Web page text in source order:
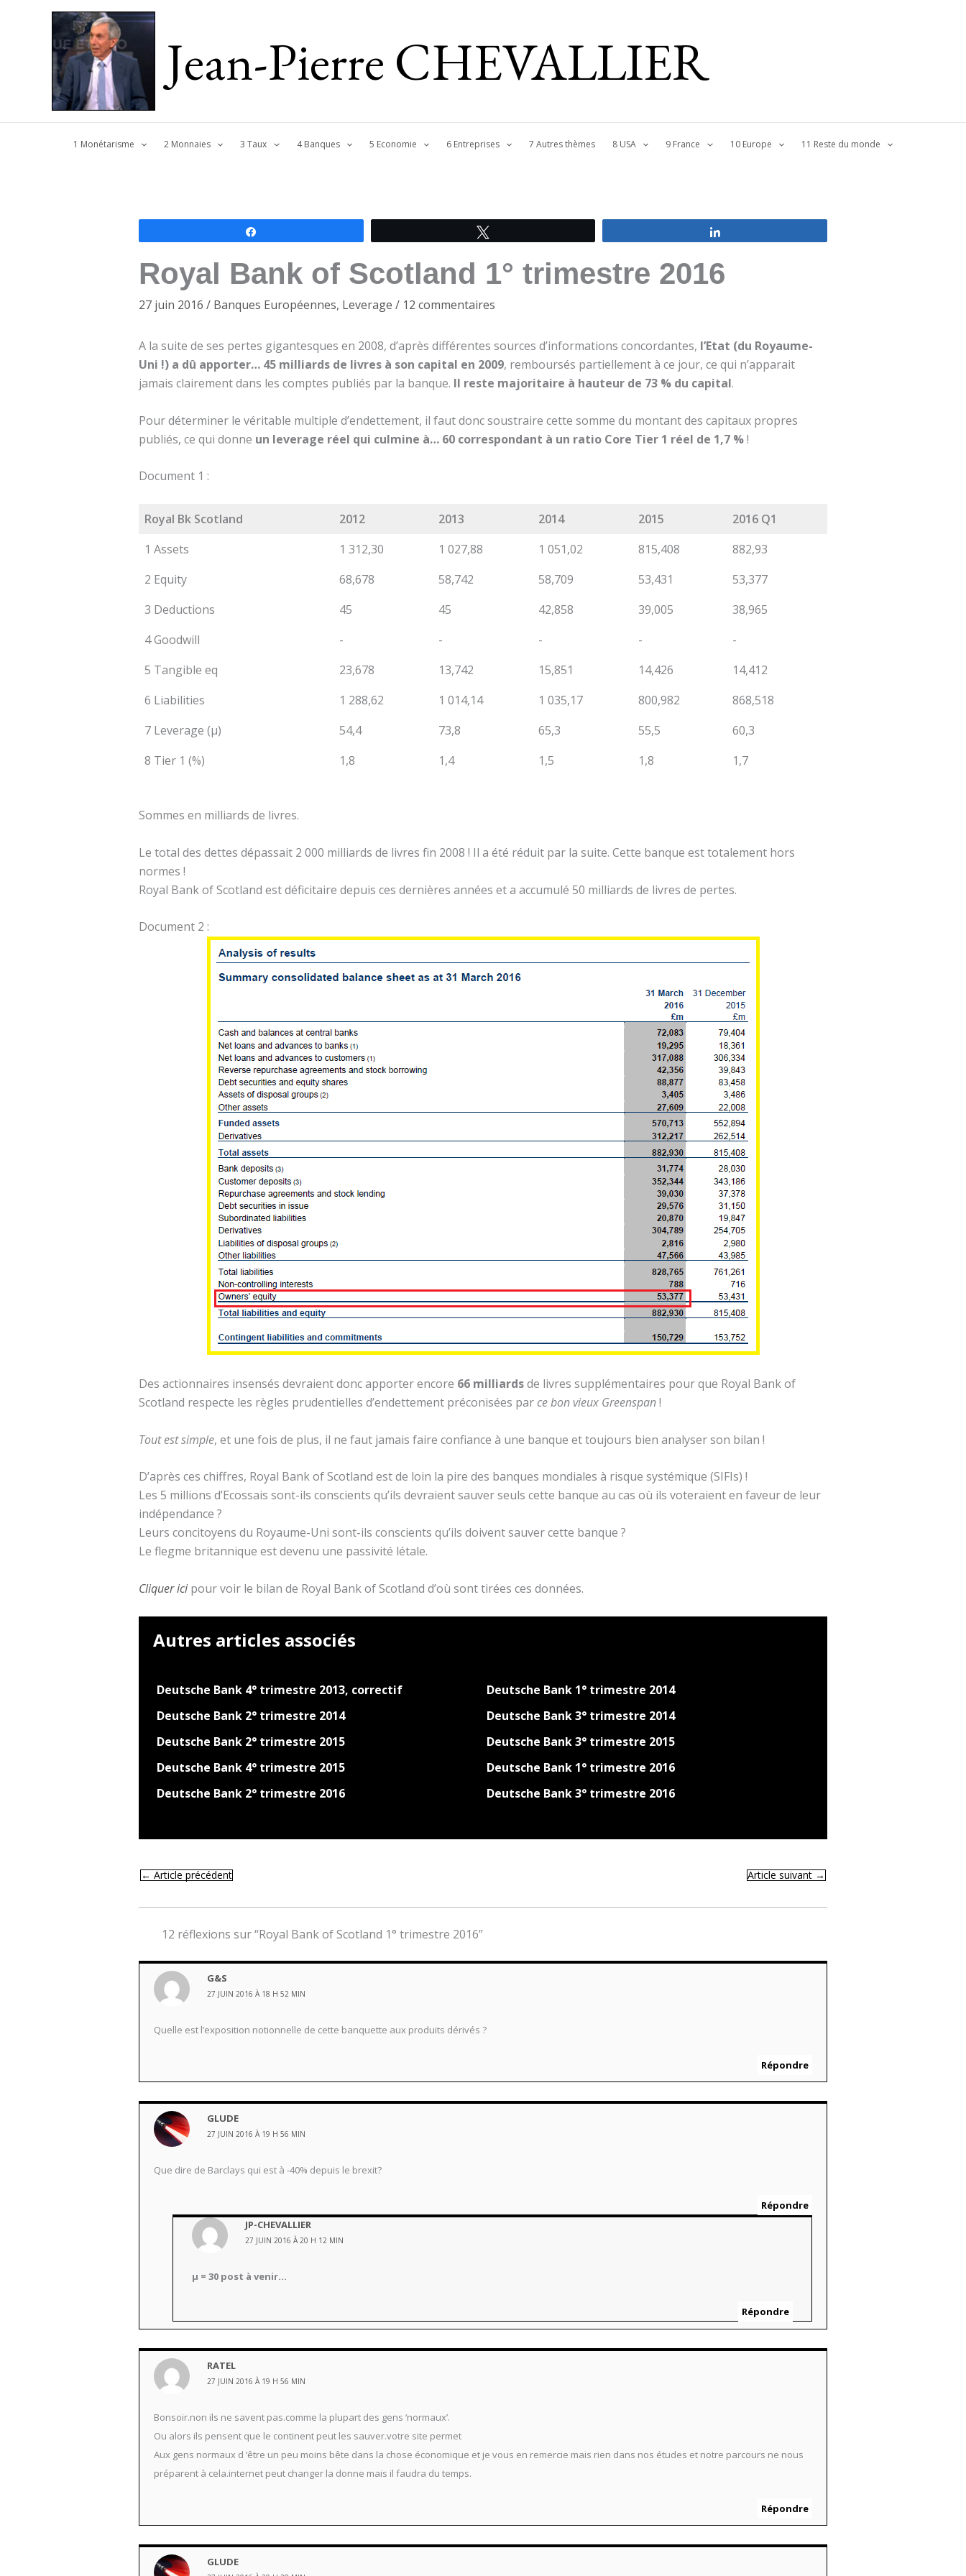
Jean-Pierre CHEVALLIER
1 Monétarisme 2 Monnaies 3 Taux 4 Banques 5 Economie 6 Entreprises 7 Autres thèmes 8 USA 9 France 10 Europe 11 Reste du monde
Royal Bank of Scotland 1° trimestre 2016
27 juin 2016 / Banques Européennes, Leverage / 12 commentaires
A la suite de ses pertes gigantesques en 2008, d’après différentes sources d’informations concordantes, l’Etat (du Royaume-
Uni !) a dû apporter… 45 milliards de livres à son capital en 2009, remboursés partiellement à ce jour, ce qui n’apparait
jamais clairement dans les comptes publiés par la banque. Il reste majoritaire à hauteur de 73 % du capital.
Pour déterminer le véritable multiple d’endettement, il faut donc soustraire cette somme du montant des capitaux propres
publiés, ce qui donne un leverage réel qui culmine à… 60 correspondant à un ratio Core Tier 1 réel de 1,7 %!
Document 1 :
Royal Bk Scotland 2012 2013 2014 2015
2016 Q1
1 Assets
1 312,30 1 027,88 1 051,02 815,408
882,93
2 Equity
68,678 58,742 58,709 53,431
53,377
3 Deductions
45 45 42,858 39,005
38,965
4 Goodwill
- - - -
-
5 Tangible eq
23,678 13,742 15,851 14,426
14,412
6 Liabilities
1 288,62 1 014,14 1 035,17 800,982
868,518
7 Leverage (µ)
54,4 73,8 65,3 55,5
60,3
8 Tier 1 (%)
1,8 1,4 1,5 1,8 1,7
Sommes en milliards de livres.
Le total des dettes dépassait 2 000 milliards de livres fin 2008 ! Il a été réduit par la suite. Cette banque est totalement hors
normes !
Royal Bank of Scotland est déficitaire depuis ces dernières années et a accumulé 50 milliards de livres de pertes.
Document 2 :
Des actionnaires insensés devraient donc apporter encore 66 milliardsde livres supplémentaires pour que Royal Bank of
Scotland respecte les règles prudentielles d’endettement préconisées par ce bon vieux Greenspan!
Tout est simple, et une fois de plus, il ne faut jamais faire confiance à une banque et toujours bien analyser son bilan !
D’après ces chiffres, Royal Bank of Scotland est de loin la pire des banques mondiales à risque systémique (SIFIs) !
Les 5 millions d’Ecossais sont-ils conscients qu’ils devraient sauver seuls cette banque au cas où ils voteraient en faveur de leur
indépendance ?
Leurs concitoyens du Royaume-Uni sont-ils conscients qu’ils doivent sauver cette banque ?
Le flegme britannique est devenu une passivité létale.
Cliquer ici pour voir le bilan de Royal Bank of Scotland d’où sont tirées ces données.
Autres articles associés
Deutsche Bank 4° trimestre 2013, correctif
Deutsche Bank 1° trimestre 2014
Deutsche Bank 2° trimestre 2014
Deutsche Bank 3° trimestre 2014
Deutsche Bank 2° trimestre 2015
Deutsche Bank 3° trimestre 2015
Deutsche Bank 4° trimestre 2015
Deutsche Bank 1° trimestre 2016
Deutsche Bank 2° trimestre 2016
Deutsche Bank 3° trimestre 2016
←Article précédent Article suivant→
12 réflexions sur “Royal Bank of Scotland 1° trimestre 2016”
G&S
27 JUIN 2016 À 18 H 52 MIN
Quelle est l’exposition notionnelle de cette banquette aux produits dérivés ?
Répondre
GLUDE
27 JUIN 2016 À 19 H 56 MIN
Que dire de Barclays qui est à -40% depuis le brexit?
Répondre
JP-CHEVALLIER
27 JUIN 2016 À 20 H 12 MIN
µ = 30 post à venir…
Répondre
RATEL
27 JUIN 2016 À 19 H 56 MIN
Bonsoir.non ils ne savent pas.comme la plupart des gens ‘normaux’.
Ou alors ils pensent que le continent peut les sauver.votre site permet
Aux gens normaux d ‘être un peu moins bête dans la chose économique et je vous en remercie mais rien dans nos études et notre parcours ne nous
préparent à cela.internet peut changer la donne mais il faudra du temps.
Répondre
GLUDE